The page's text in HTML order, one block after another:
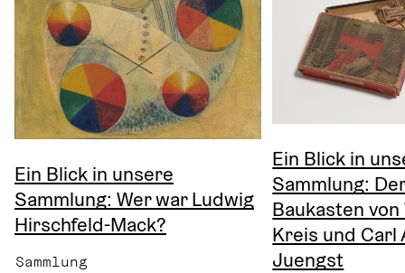
Ein Blick in unsere
Sammlung: Wer war Ludwig
Hirschfeld-Mack?
Sammlung
Ein Blick in
Sammlung:
Baukasten
Kreis und Carl
Juengst